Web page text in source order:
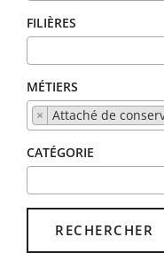
FILIÈRES
MÉTIERS
× Attaché de
CATÉGORIE
RECHERCHER